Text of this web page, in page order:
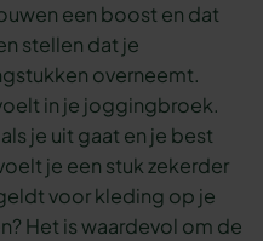
een boost en dat
stellen dat je
overneemt.
in je joggingbroek.
je uit gaat en je best
je een stuk zekerder
voor kleding op je
Het is waardevol om de